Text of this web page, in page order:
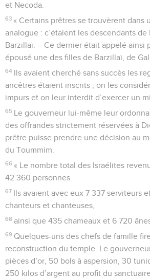
et Necoda.
63 « Certains prêtres se trouvèrent dans
analogue : c’étaient les descendants de
Barzillaï. – Ce dernier était appelé ainsi
épousé une des filles de Barzillaï, de
64 Ils avaient cherché sans succès les
ancêtres étaient inscrits ; on les
impurs et on leur interdit d’exercer un
65 Le gouverneur lui-même leur
des offrandes strictement réservées à
prêtre puisse prendre une décision au
du Toummim.
66 « Le nombre total des Israélites
42 360 personnes.
67 Ils avaient avec eux 7 337 serviteurs
chanteurs et chanteuses,
68 ainsi que 435 chameaux et 6 720
69 Quelques-uns des chefs de famille
reconstruction du temple. Le
pièces d’or, 50 bols à aspersion, 30
250 kilos d’argent au profit du